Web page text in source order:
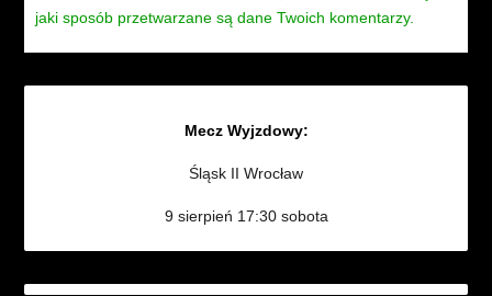
jaki sposób przetwarzane są dane Twoich komentarzy.
Mecz Wyjzdowy:
Śląsk II Wrocław
9 sierpień 17:30 sobota